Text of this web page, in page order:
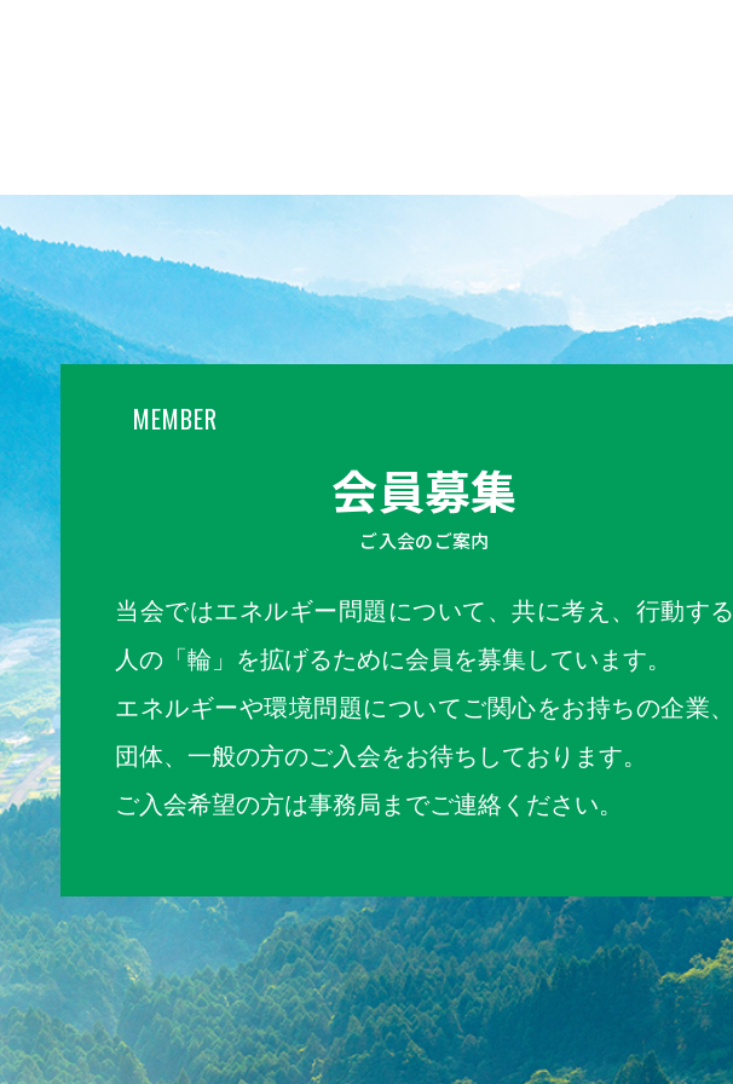
MEMBER
会員募集
ご入会のご案内
当会ではエネルギー問題について、共に考え、行動する
人の「輪」を拡げるために会員を募集しています。
エネルギーや環境問題についてご関心をお持ちの企業、
団体、一般の方のご入会をお待ちしております。
ご入会希望の方は事務局までご連絡ください。